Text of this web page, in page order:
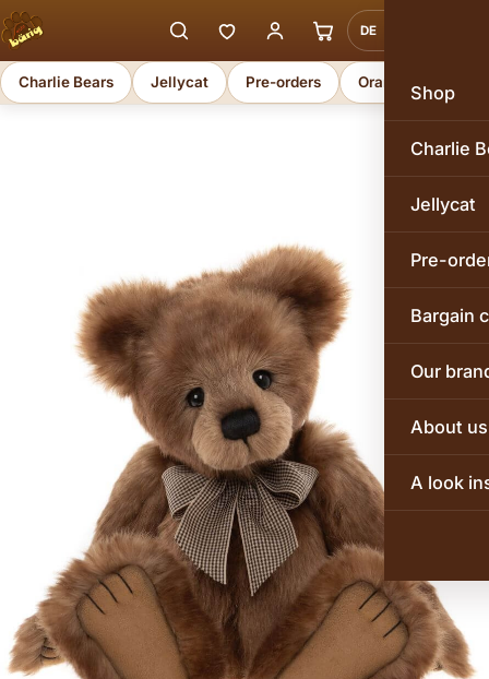
DE
Shop
Charlie
Jellycat
Pre-
Bargain
Our
About us
A look
Charlie Bears Jellycat Pre-orders Orange Toys